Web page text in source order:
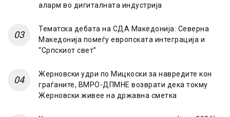
аларм во дигиталната индустрија
Тематска дебата на СДА Македонија: Северна
Македонија помеѓу европската интеграција и
“Српскиот свет”
Жерновски удри по Мицкоски за навредите кон
граѓаните, ВМРО-ДПМНЕ возврати дека токму
Жерновски живее на државна сметка